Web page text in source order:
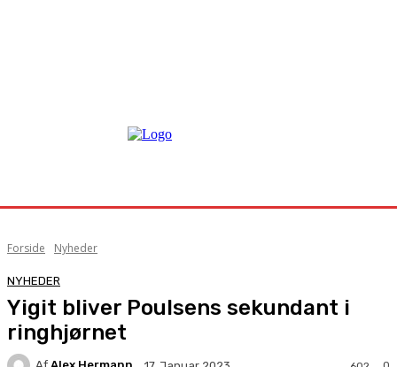
Forside Nyheder
NYHEDER
Yigit bliver Poulsens sekundant i
ringhjørnet